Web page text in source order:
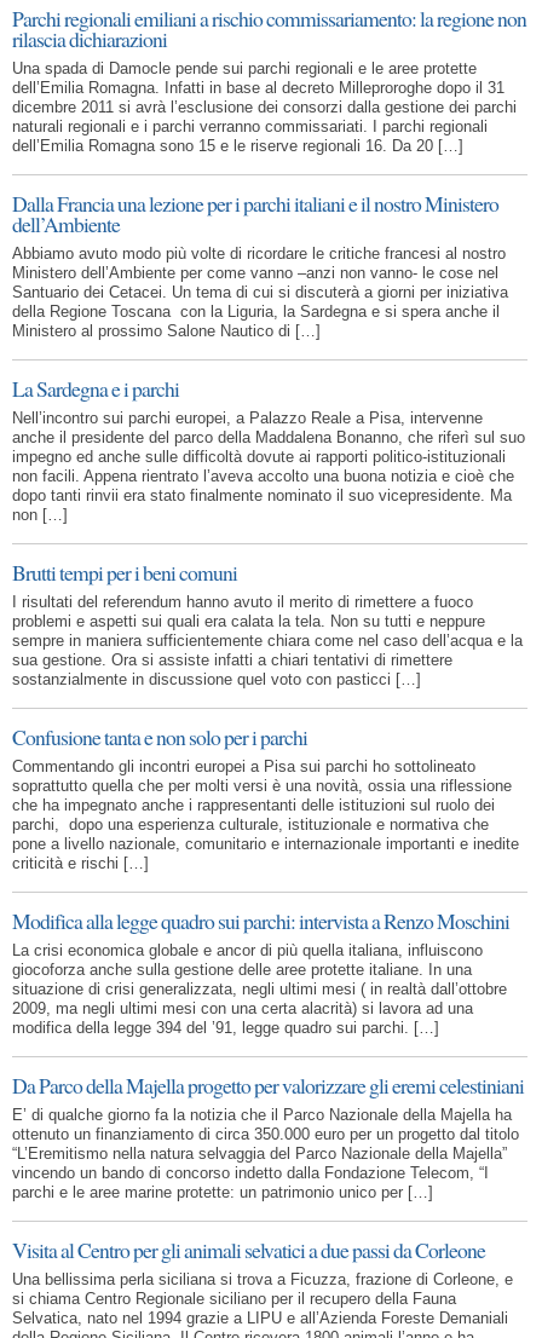
Parchi regionali emiliani a rischio commissariamento: la regione non
rilascia dichiarazioni
Una spada di Damocle pende sui parchi regionali e le aree protette
dell’Emilia Romagna. Infatti in base al decreto Milleproroghe dopo il 31
dicembre 2011 si avrà l’esclusione dei consorzi dalla gestione dei parchi
naturali regionali e i parchi verranno commissariati. I parchi regionali
dell’Emilia Romagna sono 15 e le riserve regionali 16. Da 20 […]
Dalla Francia una lezione per i parchi italiani e il nostro Ministero
dell’Ambiente
Abbiamo avuto modo più volte di ricordare le critiche francesi al nostro
Ministero dell’Ambiente per come vanno –anzi non vanno- le cose nel
Santuario dei Cetacei. Un tema di cui si discuterà a giorni per iniziativa
della Regione Toscana con la Liguria, la Sardegna e si spera anche il
Ministero al prossimo Salone Nautico di […]
La Sardegna e i parchi
Nell’incontro sui parchi europei, a Palazzo Reale a Pisa, intervenne
anche il presidente del parco della Maddalena Bonanno, che riferì sul suo
impegno ed anche sulle difficoltà dovute ai rapporti politico-istituzionali
non facili. Appena rientrato l’aveva accolto una buona notizia e cioè che
dopo tanti rinvii era stato finalmente nominato il suo vicepresidente. Ma
non […]
Brutti tempi per i beni comuni
I risultati del referendum hanno avuto il merito di rimettere a fuoco
problemi e aspetti sui quali era calata la tela. Non su tutti e neppure
sempre in maniera sufficientemente chiara come nel caso dell’acqua e la
sua gestione. Ora si assiste infatti a chiari tentativi di rimettere
sostanzialmente in discussione quel voto con pasticci […]
Confusione tanta e non solo per i parchi
Commentando gli incontri europei a Pisa sui parchi ho sottolineato
soprattutto quella che per molti versi è una novità, ossia una riflessione
che ha impegnato anche i rappresentanti delle istituzioni sul ruolo dei
parchi, dopo una esperienza culturale, istituzionale e normativa che
pone a livello nazionale, comunitario e internazionale importanti e inedite
criticità e rischi […]
Modifica alla legge quadro sui parchi: intervista a Renzo Moschini
La crisi economica globale e ancor di più quella italiana, influiscono
giocoforza anche sulla gestione delle aree protette italiane. In una
situazione di crisi generalizzata, negli ultimi mesi ( in realtà dall’ottobre
2009, ma negli ultimi mesi con una certa alacrità) si lavora ad una
modifica della legge 394 del ’91, legge quadro sui parchi. […]
Da Parco della Majella progetto per valorizzare gli eremi celestiniani
E’ di qualche giorno fa la notizia che il Parco Nazionale della Majella ha
ottenuto un finanziamento di circa 350.000 euro per un progetto dal titolo
“L’Eremitismo nella natura selvaggia del Parco Nazionale della Majella”
vincendo un bando di concorso indetto dalla Fondazione Telecom, “I
parchi e le aree marine protette: un patrimonio unico per […]
Visita al Centro per gli animali selvatici a due passi da Corleone
Una bellissima perla siciliana si trova a Ficuzza, frazione di Corleone, e
si chiama Centro Regionale siciliano per il recupero della Fauna
Selvatica, nato nel 1994 grazie a LIPU e all’Azienda Foreste Demaniali